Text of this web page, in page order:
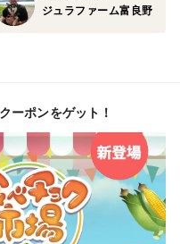
ジュラファーム富良野
ーポンをゲット！